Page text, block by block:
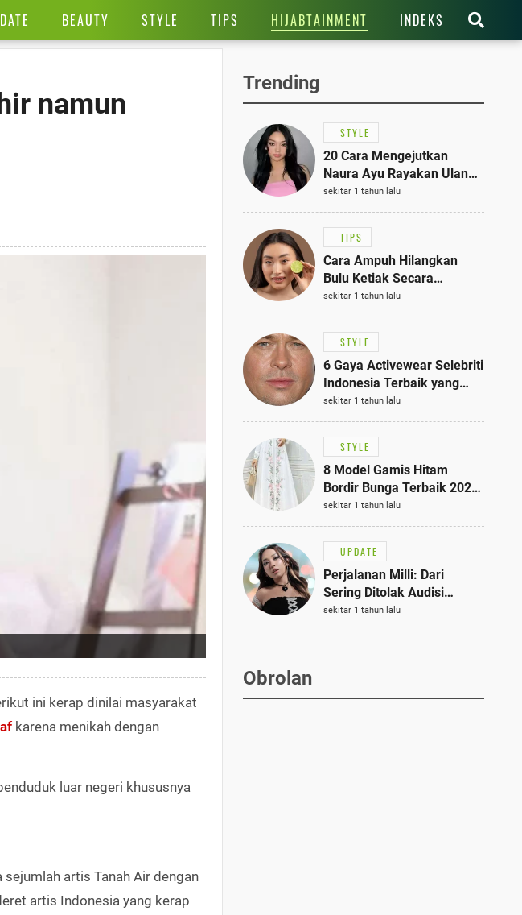
BEAUTY STYLE TIPS HIJABTAINMENT INDEKS
namun
ini kerap dinilai masyarakat
karena menikah dengan
luar negeri khususnya
artis Tanah Air dengan
artis Indonesia yang kerap
Trending
STYLE
20 Cara Mengejutkan
Naura Ayu Rayakan Ulang
Tahun di Panti Asuhan,
Terlihat Anggun dengan
Kaftan Cokelat
sekitar 1 tahun lalu
TIPS
Cara Ampuh Hilangkan
Bulu Ketiak Secara
Permanen dalam 5
Langkah Sederhana
sekitar 1 tahun lalu
STYLE
6 Gaya Activewear Selebriti
Indonesia Terbaik yang
Bisa Jadi Inspirasi
Fashionmu
sekitar 1 tahun lalu
STYLE
8 Model Gamis Hitam
Bordir Bunga Terbaik 2025,
Stylish untuk Hangout
hingga Acara Semi-Formal
sekitar 1 tahun lalu
UPDATE
Perjalanan Milli: Dari
Sering Ditolak Audisi
hingga Menjadi Rapper Top
10 Thailand
sekitar 1 tahun lalu
Obrolan